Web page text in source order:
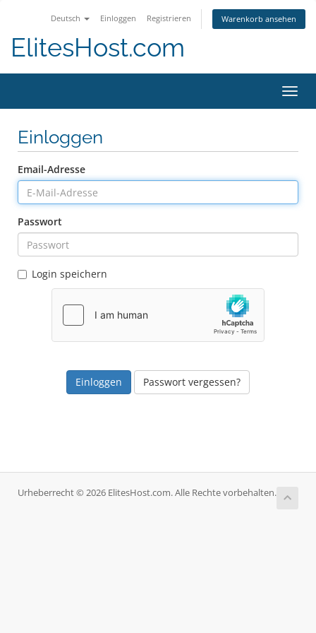
Deutsch Einloggen Registrieren Warenkorb ansehen
ElitesHost.com
ein-/
Einloggen
Email-Adresse
Passwort
Login speichern
Passwort vergessen?
Urheberrecht © 2026 ElitesHost.com. Alle Rechte vorbehalten.